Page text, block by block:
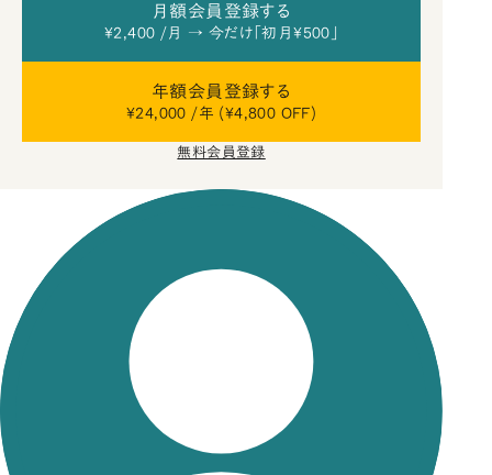
月額会員登録する
¥2,400 /月 → 今だけ「初月¥500」
年額会員登録する
¥24,000 /年 (¥4,800 OFF)
無料会員登録